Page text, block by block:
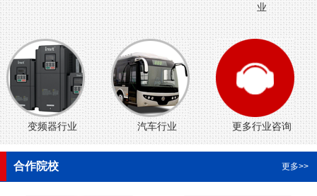
业
变频器行业 汽车行业 更多行业咨询
合作院校 更多>>